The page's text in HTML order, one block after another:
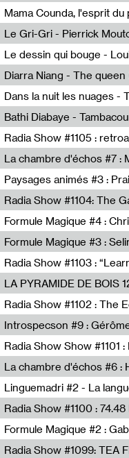
Eden Tinto Collins,Rukku
Pierrick Mouton
Le Gri-Gri - Pierrick
Pierrick Mouton
Le dessin qui bouge -
Louise Guégan
Diarra Niang - The
Pierrick Mouton,Diarra
Théo Robine-
Pierrick Mouton,Bathi
Radia Show #1105 :
Soundart Radio
La chambre d'échos #7 :
Revue Les
Anne Simon
Radia Show #1104: The
Radio One NZ
Formule Magique #4 :
Nathalie Lacroix
Nathalie Lacroix,Selim-a
Radio Campus Bruxelles
Sammy Stein
Radio Grenouille
Introspecson #9 :
Pierre Henry,Gérôme
Jimmy Peggie,radioart106
La chambre d'échos #6 :
Revue Les
Linguemadri #2 - La
Meris Angioletti
radio x
Formule Magique #2 :
Nathalie Lacroix,Gabriel